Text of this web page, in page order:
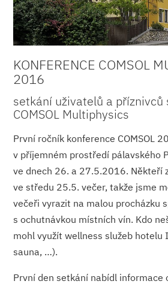
KONFERENCE COMSOL
2016
setkání uživatelů a příznivců
COMSOL Multiphysics
První ročník konference COMSOL
v příjemném prostředí pálavského
ve dnech 26. a 27.5.2016. Někteří
ve středu 25.5. večer, takže jsme
večeři vyrazit na malou procházku
s ochutnávkou místních vín. Kdo
mohl využít wellness služeb hotelu
sauna, …).
První den setkání nabídl informace